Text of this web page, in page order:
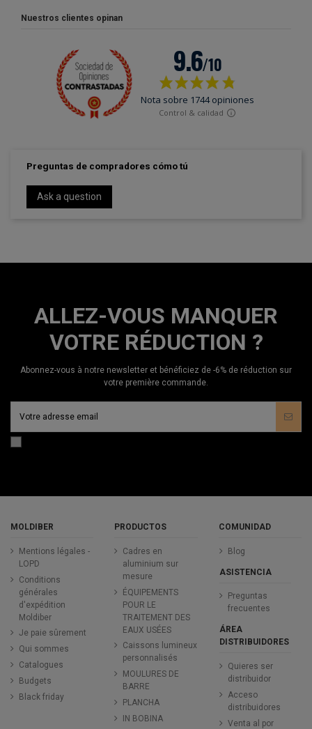
Nuestros clientes opinan
Preguntas de compradores cómo tú
Ask a question
ALLEZ-VOUS MANQUER
VOTRE RÉDUCTION ?
Abonnez-vous à notre newsletter et bénéficiez de -6% de réduction sur
votre première commande.
MOLDIBER
Mentions légales -
LOPD
Conditions
générales
d'expédition
Moldiber
Je paie sûrement
Qui sommes
Catalogues
Budgets
Black friday
PRODUCTOS
Cadres en
aluminium sur
mesure
ÉQUIPEMENTS
POUR LE
TRAITEMENT DES
EAUX USÉES
Caissons lumineux
personnalisés
MOULURES DE
BARRE
PLANCHA
IN BOBINA
COMUNIDAD
Blog
ASISTENCIA
Preguntas
frecuentes
ÁREA
DISTRIBUIDORES
Quieres ser
distribuidor
Acceso
distribuidores
Venta al por